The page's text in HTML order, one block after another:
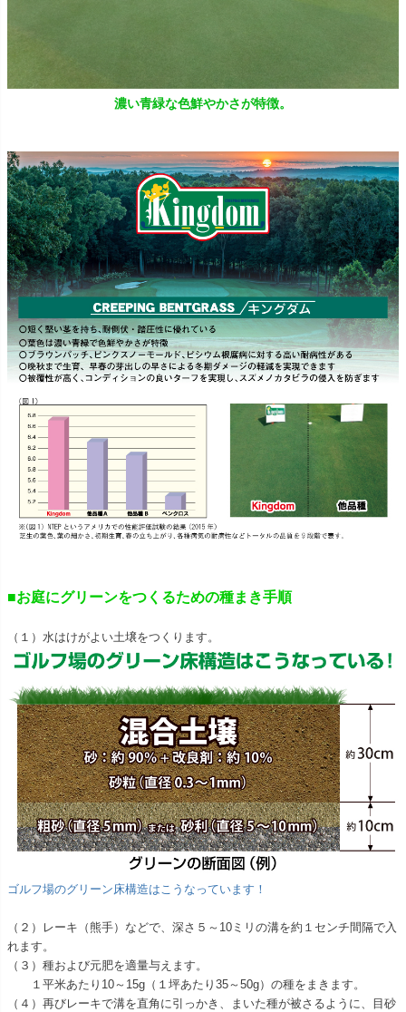
濃い青緑な色鮮やかさが特徴。
■お庭にグリーンをつくるための種まき手順
（１）水はけがよい土壌をつくります。
ゴルフ場のグリーン床構造はこうなっています！
（２）レーキ（熊手）などで、深さ５～10ミリの溝を約１センチ間隔で入
れます。
（３）種および元肥を適量与えます。
１平米あたり10～15g（１坪あたり35～50g）の種をまきます。
（４）再びレーキで溝を直角に引っかき、まいた種が被さるように、目砂